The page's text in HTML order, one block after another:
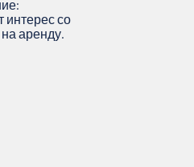
интерес со
аренду.